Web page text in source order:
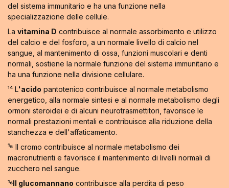
del sistema immunitario e ha una funzione nella
specializzazione delle cellule.
La vitamina D contribuisce al normale assorbimento e utilizzo
del calcio e del fosforo, a un normale livello di calcio nel
sangue, al mantenimento di ossa, funzioni muscolari e denti
normali, sostiene la normale funzione del sistema immunitario e
ha una funzione nella divisione cellulare.
¹⁴ L'acido pantotenico contribuisce al normale metabolismo
energetico, alla normale sintesi e al normale metabolismo degli
ormoni steroidei e di alcuni neurotrasmettitori, favorisce le
normali prestazioni mentali e contribuisce alla riduzione della
stanchezza e dell'affaticamento.
¹⁵ Il cromo contribuisce al normale metabolismo dei
macronutrienti e favorisce il mantenimento di livelli normali di
zucchero nel sangue.
¹⁶Il glucomannano contribuisce alla perdita di peso